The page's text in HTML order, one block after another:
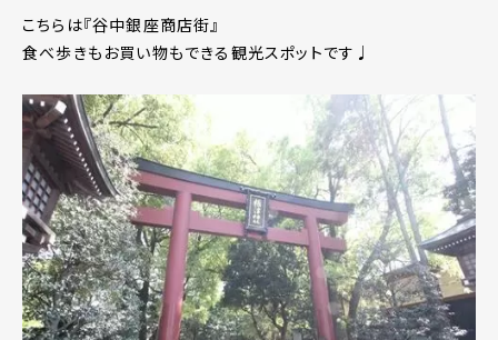
こちらは『谷中銀座商店街』
食べ歩きもお買い物もできる観光スポットです♩